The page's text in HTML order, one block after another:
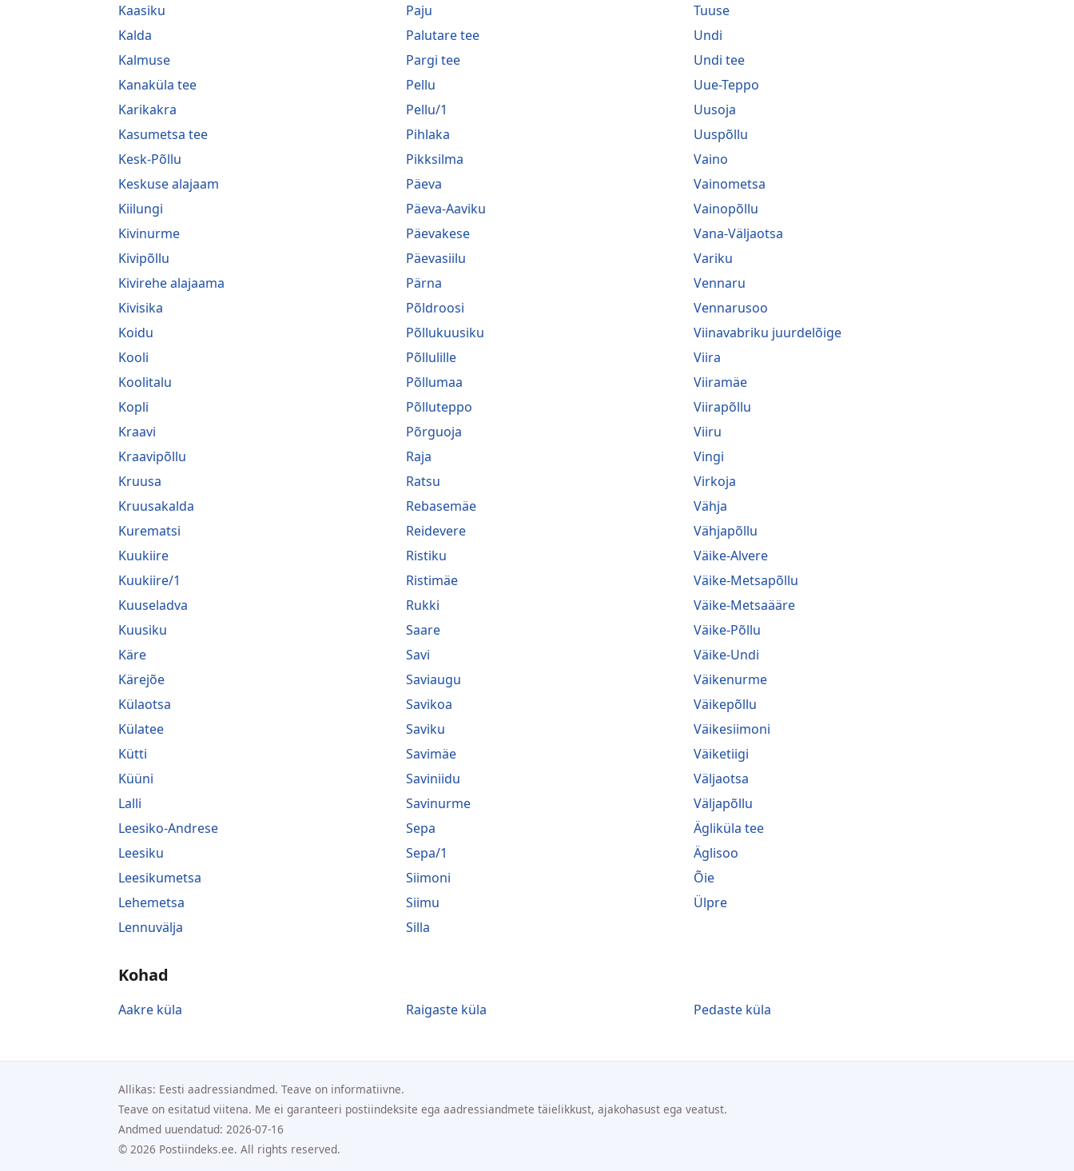
Kaasiku
Kalda
Kalmuse
Kanaküla tee
Karikakra
Kasumetsa tee
Kesk-Põllu
Keskuse alajaam
Kiilungi
Kivinurme
Kivipõllu
Kivirehe alajaama
Kivisika
Koidu
Kooli
Koolitalu
Kopli
Kraavi
Kraavipõllu
Kruusa
Kruusakalda
Kurematsi
Kuukiire
Kuukiire/1
Kuuseladva
Kuusiku
Käre
Kärejõe
Külaotsa
Külatee
Kütti
Küüni
Lalli
Leesiko-Andrese
Leesiku
Leesikumetsa
Lehemetsa
Lennuvälja
Paju
Palutare tee
Pargi tee
Pellu
Pellu/1
Pihlaka
Pikksilma
Päeva
Päeva-Aaviku
Päevakese
Päevasiilu
Pärna
Põldroosi
Põllukuusiku
Põllulille
Põllumaa
Põlluteppo
Põrguoja
Raja
Ratsu
Rebasemäe
Reidevere
Ristiku
Ristimäe
Rukki
Saare
Savi
Saviaugu
Savikoa
Saviku
Savimäe
Saviniidu
Savinurme
Sepa
Sepa/1
Siimoni
Siimu
Silla
Tuuse
Undi
Undi tee
Uue-Teppo
Uusoja
Uuspõllu
Vaino
Vainometsa
Vainopõllu
Vana-Väljaotsa
Variku
Vennaru
Vennarusoo
Viinavabriku juurdelõige
Viira
Viiramäe
Viirapõllu
Viiru
Vingi
Virkoja
Vähja
Vähjapõllu
Väike-Alvere
Väike-Metsapõllu
Väike-Metsaääre
Väike-Põllu
Väike-Undi
Väikenurme
Väikepõllu
Väikesiimoni
Väiketiigi
Väljaotsa
Väljapõllu
Ägliküla tee
Äglisoo
Õie
Ülpre
Kohad
Aakre küla Raigaste küla Pedaste küla
Allikas: Eesti aadressiandmed. Teave on informatiivne.
Teave on esitatud viitena. Me ei garanteeri postiindeksite ega aadressiandmete täielikkust, ajakohasust ega veatust.
Andmed uuendatud: 2026-07-16
© 2026 Postiindeks.ee. All rights reserved.